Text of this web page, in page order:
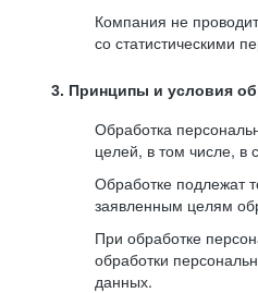
Компания не
со статистическими
3. Принципы и условия
Обработка
целей, в том числе, в
Обработке подлежат
заявленным целям
При обработке
обработки
данных.